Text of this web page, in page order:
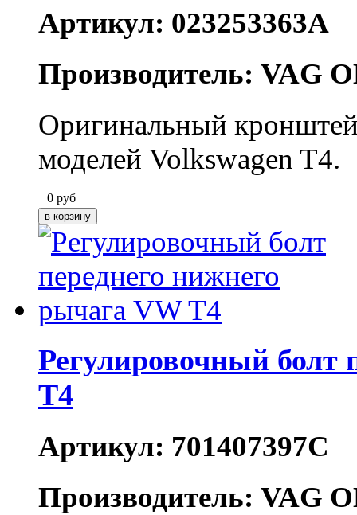
Артикул: 023253363A
Производитель: VAG
Оригинальный
моделей Volkswagen T4.
0 руб
Регулировочный болт
T4
Артикул: 701407397C
Производитель: VAG